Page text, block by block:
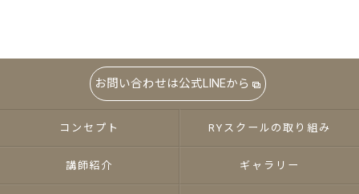
お問い合わせは公式LINEから
コンセプト RYスクールの取り組み
講師紹介 ギャラリー